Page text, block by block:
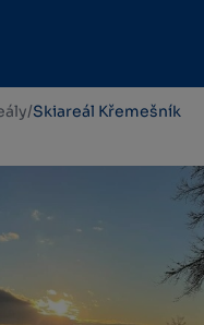
/Skiareál Křemešník